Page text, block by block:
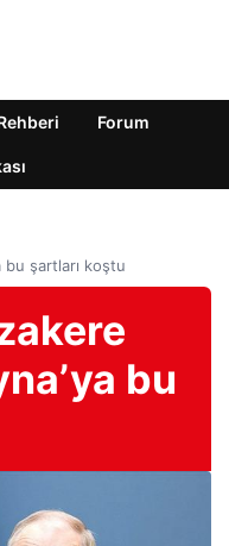
Forum
bu şartları koştu
bu